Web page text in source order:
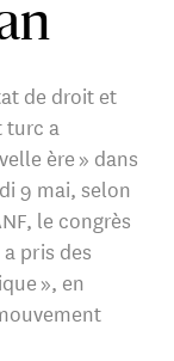
de droit et
turc a
ère » dans
9 mai, selon
le congrès
a pris des
», en